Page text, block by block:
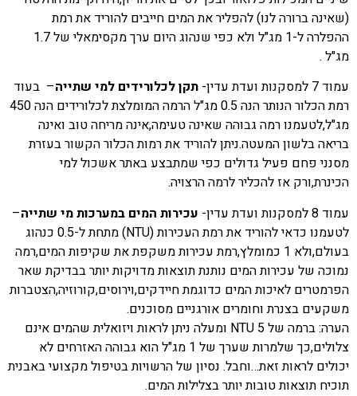
(שאינה ברורה לנו) להפליר את המים חייבים להוריד את רמת
ההפלרה ל-1 מג"ל ולא כפי שנהוג היום ערך מקסימאלי של 1.7
מג"ל .
עמוד 7 למסקנות ועדת עדין-
תקן לכלורידים למי שתייה– בעוד
רמת הכלור הנותר הנה 0.5 מג"ל הרמה המומלצת לכלורידים הנה 450
מג"ל,לטעמנו רמה גבוהה שאינה טעימה,אינה מריחה טוב ואינה
בריאה בלשון המעטה.ניתן להוריד את רמות הכלור הקשור בעזרת
מסנני פחם פעיל גדולים כפי שמתבצע באתר אשכול למי
הכינרת,ורק אז להכליר לרמה הרצויה.
עמוד 8 למסקנות ועדת עדין-
עכירות המים במערכות מי שתייה–
לטעמנו כדאי להוריד את רמת העכירות (NTU
) מתחת ל-0.5 כנהוג
בעולם,ולא 1 כמומלץ,רמת עכירות משקפת את שקיפות המים,רמה
נמוכה של עכירות המים נותנת תוצאות מדויקות יותר בבדיקת שאר
הפרמטרים לאיכות המים כדוגמת חיידקים,וירוסים,קורוזיה,הצטברות
משקעים בצנרת וחומרים אורגניים מסוכנים.
הערה: ברמה של 5
NTU ומעלה ניתן לראות ויזואלית שהמים אינם
צלולים,כך שלמרות שערך של 1 מג"ל הוא גבוהה האזרחים לא
יכולים לראות זאת…וחבל. נסיון של הרשויות בטיפול מקצועי באבנית
תוכיח תוצאות טובות יותר בצלילות המים.